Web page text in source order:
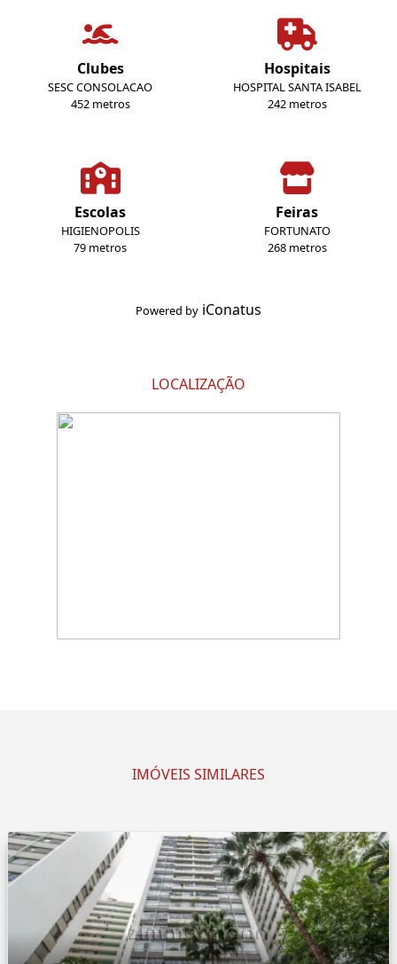
Clubes
SESC CONSOLACAO
452 metros
Hospitais
HOSPITAL SANTA ISABEL
242 metros
Escolas
HIGIENOPOLIS
79 metros
Feiras
FORTUNATO
268 metros
Powered by iConatus
LOCALIZAÇÃO
IMÓVEIS SIMILARES